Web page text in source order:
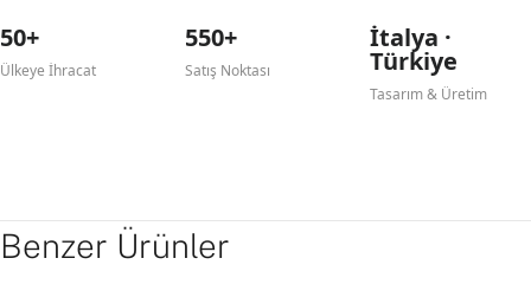
50+
Ülkeye İhracat
550+
Satış Noktası
İtalya ·
Türkiye
Tasarım & Üretim
Benzer Ürünler